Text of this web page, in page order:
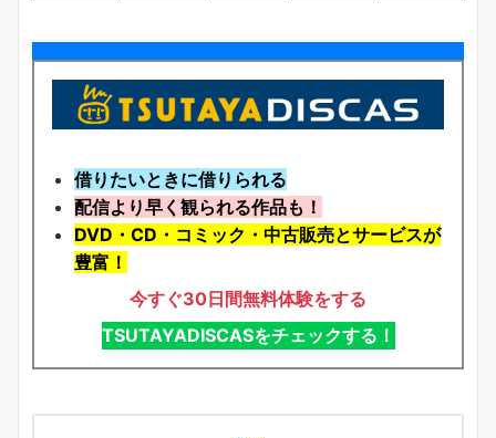
借りたいときに借りられる
配信より早く観られる作品も！
DVD・CD・コミック・中古販売とサービスが
豊富！
今すぐ30日間無料体験をする
TSUTAYADISCASをチェックする！